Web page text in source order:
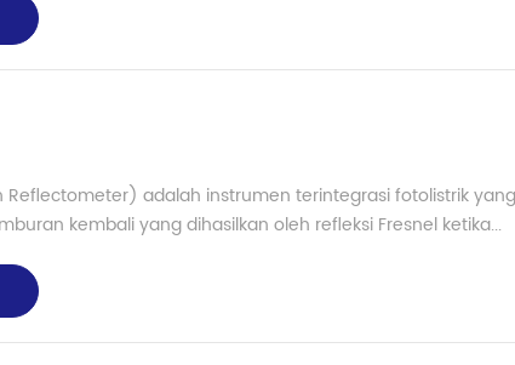
Reflectometer) adalah instrumen terintegrasi fotolistrik
kembali yang dihasilkan oleh refleksi Fresnel ketika...